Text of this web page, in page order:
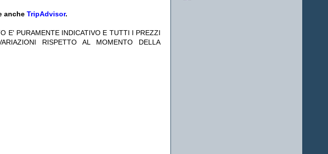
anche TripAdvisor.
E' PURAMENTE INDICATIVO E TUTTI I PREZZI
RISPETTO AL MOMENTO DELLA